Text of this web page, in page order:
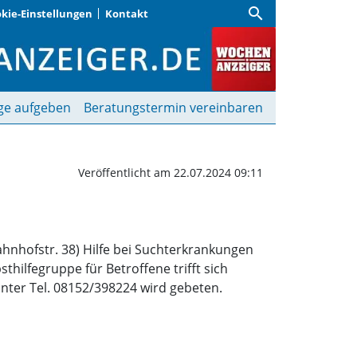
Einstellungen Kontakt search
| Wochenanzeiger
aufgeben Beratungstermin vereinbaren
Veröffentlicht am 22.07.2024 09:11
38) Hilfe bei Suchterkrankungen
für Betroffene trifft sich
Tel. 08152/398224 wird gebeten.